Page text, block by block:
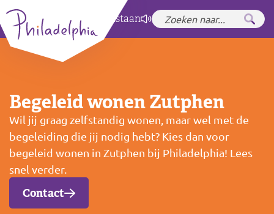
Zet hoog contrastaan
Begeleid wonen Zutphen
Wil jij graag zelfstandig wonen, maar wel met de
begeleiding die jij nodig hebt? Kies dan voor
begeleid wonen in Zutphen bij Philadelphia! Lees
snel verder.
Contact